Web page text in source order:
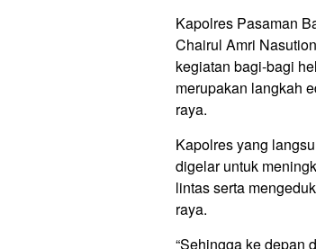
Kapolres Pasaman
Chairul Amri
kegiatan bagi-bagi
merupakan langkah
raya.
Kapolres yang
digelar untuk
lintas serta
raya.
“Sehingga ke depan